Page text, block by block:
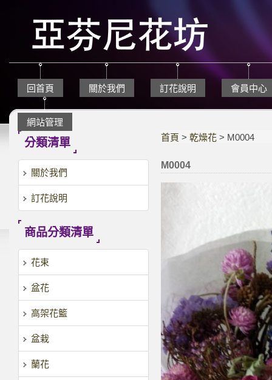
回首頁 關於我們 訂花說明 會員中心
網站管理
分類清單
關於我們
訂花說明
商品分類清單
花束
盆花
高架花籃
盆栽
蘭花
首頁 >乾燥花 > M0004
M0004